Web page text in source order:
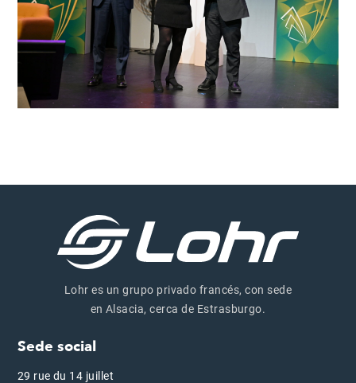
Lohr es un grupo privado francés, con sede
en Alsacia, cerca de Estrasburgo.
Sede social
29 rue du 14 juillet